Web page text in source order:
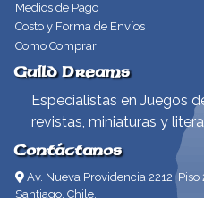
Medios de Pago
Costo y Forma de Envíos
Como Comprar
Guild Dreams
Especialistas en Juegos
revistas, miniaturas y
Contáctanos
Av. Nueva Providencia 2212, Piso
Santiago, Chile.